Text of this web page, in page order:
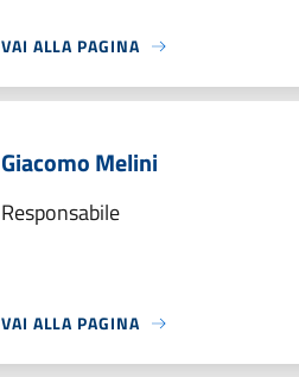
VAI ALLA PAGINA
Giacomo Melini
Responsabile
VAI ALLA PAGINA